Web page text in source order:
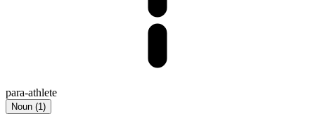
para-athlete
Noun (1)